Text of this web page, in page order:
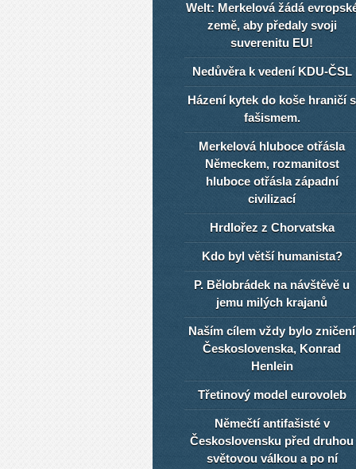
Welt: Merkelová žádá
země, aby předaly svoji
suverenitu EU!
Nedůvěra k vedení KDU-ČSL
Házení kytek do koše hraničí s
fašismem.
Merkelová hluboce otřásla
Německem, rozmanitost
hluboce otřásla západní
civilizací
Hrdlořez z Chorvatska
Kdo byl větší humanista?
P. Bělobrádek na návštěvě u
jemu milých krajanů
Naším cílem vždy bylo zničení
Československa, Konrad
Henlein
Třetinový model eurovoleb
Němečtí antifašisté v
Československu před druhou
světovou válkou a po ní